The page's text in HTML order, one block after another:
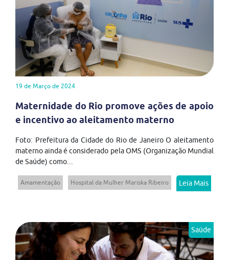
19 de Março de 2024
Maternidade do Rio promove ações de apoio
e incentivo ao aleitamento materno
Foto: Prefeitura da Cidade do Rio de Janeiro O aleitamento
materno ainda é considerado pela OMS (Organização Mundial
de Saúde) como...
Amamentação Hospital da Mulher Mariska Ribeiro Leia Mais
Saúde